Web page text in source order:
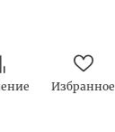
Избранное